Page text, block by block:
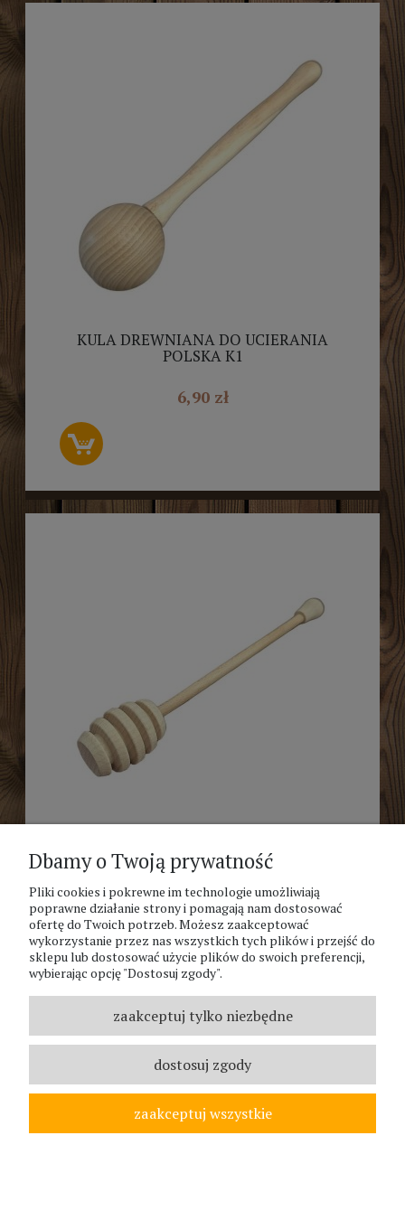
KULA DREWNIANA DO UCIERANIA
POLSKA K1
6,90 zł
KULKA NABIERAK DO MIODU
DREWNIANY 18CM NATURALNY K4
2,90 zł
Dbamy o Twoją prywatność
Pliki cookies i pokrewne im technologie umożliwiają
poprawne działanie strony i pomagają nam dostosować
ofertę do Twoich potrzeb. Możesz zaakceptować
wykorzystanie przez nas wszystkich tych plików i przejść do
sklepu lub dostosować użycie plików do swoich preferencji,
wybierając opcję "Dostosuj zgody".
zaakceptuj tylko niezbędne
dostosuj zgody
zaakceptuj wszystkie